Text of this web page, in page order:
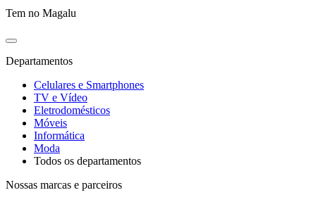
Tem no Magalu
Departamentos
Celulares e Smartphones
TV e Vídeo
Eletrodomésticos
Móveis
Informática
Moda
Todos os departamentos
Nossas marcas e parceiros